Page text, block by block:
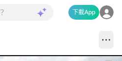
下載App